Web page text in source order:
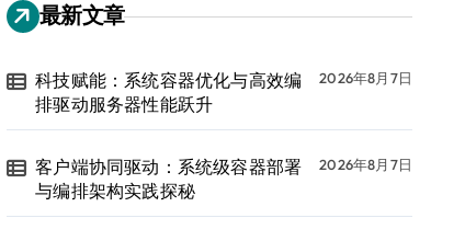
最新文章
科技赋能：系统容器优化与高效编
排驱动服务器性能跃升
2026年8月7日
客户端协同驱动：系统级容器部署
与编排架构实践探秘
2026年8月7日